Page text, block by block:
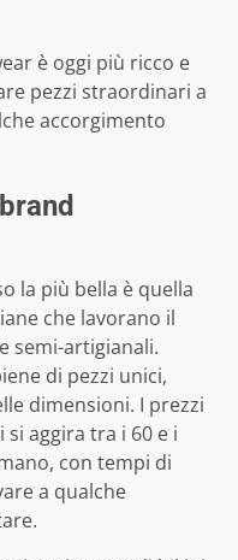
è oggi più ricco e
pezzi straordinari a
accorgimento
la più bella è quella
che lavorano il
semi-artigianali.
di pezzi unici,
dimensioni. I prezzi
aggira tra i 60 e i
con tempi di
a qualche